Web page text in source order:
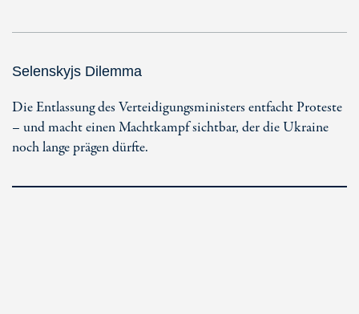
Selenskyjs Dilemma
Die Entlassung des Verteidigungsministers entfacht Proteste
– und macht einen Machtkampf sichtbar, der die Ukraine
noch lange prägen dürfte.